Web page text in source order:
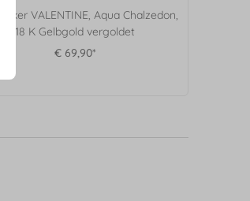
VALENTINE, Aqua Chalzedon,
18 K Gelbgold vergoldet
€ 69,90*